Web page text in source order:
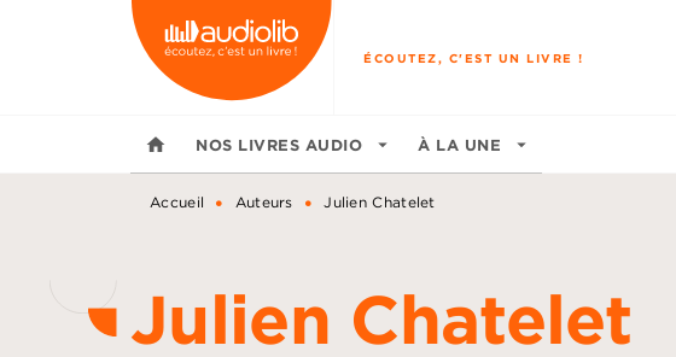
MENU RECHERCHE
ÉCOUTEZ, C'EST UN LIVRE !
home NOS LIVRES AUDIO arrow_drop_down À LA UNE arrow_drop_down
Accueil • Auteurs • Julien Chatelet
Julien Chatelet